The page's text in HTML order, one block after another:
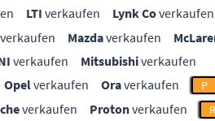
LTI verkaufen Lynk Coverkaufen
verkaufen Mazdaverkaufen
verkaufen Mitsubishiverkaufen
Opelverkaufen Oraverkaufen P
verkaufen Protonverkaufen R